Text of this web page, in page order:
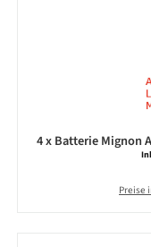
4 x Batterie Mignon
Preise